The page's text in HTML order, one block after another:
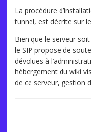
La procédure
tunnel, est décrite sur le
Bien que le serveur
le SIP propose de
dévolues à
hébergement du wiki
de ce serveur, gestion